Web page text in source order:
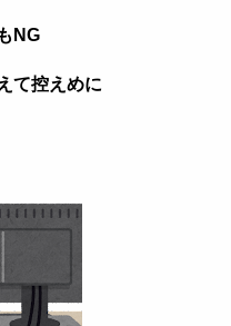
NG
て控えめに